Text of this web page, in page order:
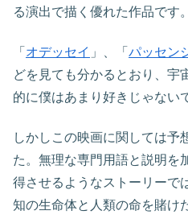
る演出で描く優れた作品です。
「 オデッセイ 」、「 パッセン
どを見ても分かるとおり、宇
的に僕はあまり好きじゃない
しかしこの映画に関しては予
た。無理な専門用語と説明を
得させるようなストーリーで
知の生命体と人類の命を賭け